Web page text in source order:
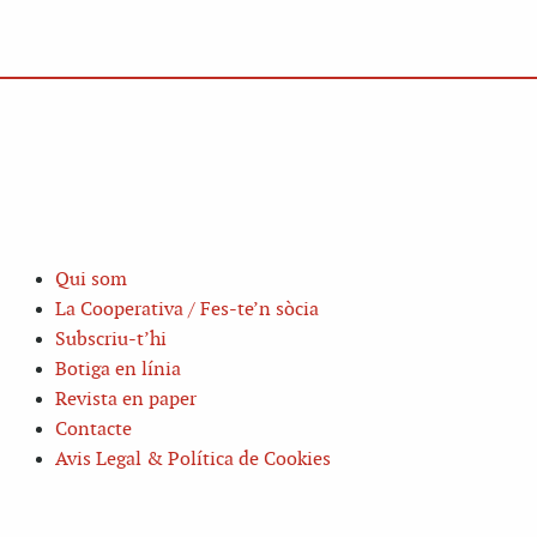
Qui som
La Cooperativa / Fes-te’n sòcia
Subscriu-t’hi
Botiga en línia
Revista en paper
Contacte
Avis Legal & Política de Cookies